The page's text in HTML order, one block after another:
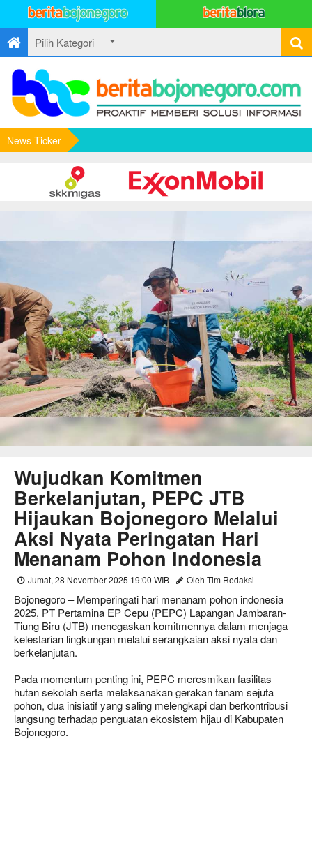
News Ticker
Wujudkan Komitmen
Berkelanjutan, PEPC JTB
Hijaukan Bojonegoro Melalui
Aksi Nyata Peringatan Hari
Menanam Pohon Indonesia
Jumat, 28 November 2025 19:00 WIB Oleh Tim Redaksi
Bojonegoro – Memperingati hari menanam pohon indonesia
2025, PT Pertamina EP Cepu (PEPC) Lapangan Jambaran-
Tiung Biru (JTB) menegaskan komitmennya dalam menjaga
kelestarian lingkungan melalui serangkaian aksi nyata dan
berkelanjutan.
Pada momentum penting ini, PEPC meresmikan fasilitas
hutan sekolah serta melaksanakan gerakan tanam sejuta
pohon, dua inisiatif yang saling melengkapi dan berkontribusi
langsung terhadap penguatan ekosistem hijau di Kabupaten
Bojonegoro.